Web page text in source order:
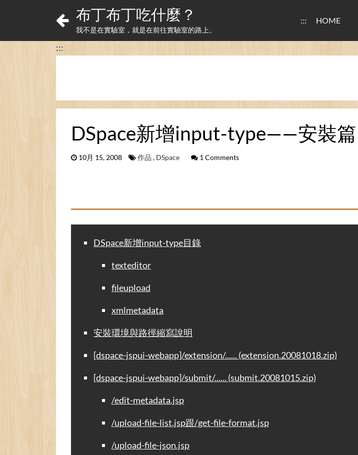
布丁布丁吃什麼？
我不是在實驗室，就是在前往實驗室的路上。
::: HOME
:::
DSpace新增input-type——安裝篇
10月 15, 2008 作品 , DSpace 1 Comments
DSpace新增input-type目錄
texteditor
fileupload
xmlmetadata
安裝環境與路徑縮寫說明
[dspace-jspui-webapp]/extension/...... (extension.20081018.zip)
[dspace-jspui-webapp]/submit/...... (submit.20081015.zip)
/edit-metadata.jsp
/upload-file-list.jsp跟/get-file-format.jsp
/upload-file-json.jsp